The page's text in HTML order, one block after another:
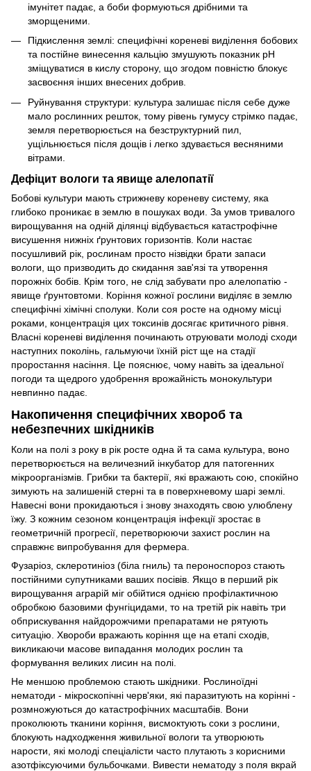
імунітет падає, а боби формуються дрібними та
зморщеними.
Підкислення землі: специфічні кореневі виділення бобових
та постійне винесення кальцію змушують показник pH
зміщуватися в кислу сторону, що згодом повністю блокує
засвоєння інших внесених добрив.
Руйнування структури: культура залишає після себе дуже
мало рослинних решток, тому рівень гумусу стрімко падає,
земля перетворюється на безструктурний пил,
ущільнюється після дощів і легко здувається весняними
вітрами.
Дефіцит вологи та явище алелопатії
Бобові культури мають стрижневу кореневу систему, яка
глибоко проникає в землю в пошуках води. За умов тривалого
вирощування на одній ділянці відбувається катастрофічне
висушення нижніх ґрунтових горизонтів. Коли настає
посушливий рік, рослинам просто нізвідки брати запаси
вологи, що призводить до скидання зав'язі та утворення
порожніх бобів. Крім того, не слід забувати про алелопатію -
явище ґрунтовтоми. Коріння кожної рослини виділяє в землю
специфічні хімічні сполуки. Коли соя росте на одному місці
роками, концентрація цих токсинів досягає критичного рівня.
Власні кореневі виділення починають отруювати молоді сходи
наступних поколінь, гальмуючи їхній ріст ще на стадії
проростання насіння. Це пояснює, чому навіть за ідеальної
погоди та щедрого удобрення врожайність монокультури
невпинно падає.
Накопичення специфічних хвороб та
небезпечних шкідників
Коли на полі з року в рік росте одна й та сама культура, воно
перетворюється на величезний інкубатор для патогенних
мікроорганізмів. Грибки та бактерії, які вражають сою, спокійно
зимують на залишеній стерні та в поверхневому шарі землі.
Навесні вони прокидаються і знову знаходять свою улюблену
їжу. З кожним сезоном концентрація інфекції зростає в
геометричній прогресії, перетворюючи захист рослин на
справжнє випробування для фермера.
Фузаріоз, склеротиніоз (біла гниль) та пероноспороз стають
постійними супутниками ваших посівів. Якщо в перший рік
вирощування аграрій міг обійтися однією профілактичною
обробкою базовими фунгіцидами, то на третій рік навіть три
обприскування найдорожчими препаратами не рятують
ситуацію. Хвороби вражають коріння ще на етапі сходів,
викликаючи масове випадання молодих рослин та
формування великих лисин на полі.
Не меншою проблемою стають шкідники. Рослиноїдні
нематоди - мікроскопічні черв'яки, які паразитують на корінні -
розмножуються до катастрофічних масштабів. Вони
проколюють тканини коріння, висмоктують соки з рослини,
блокують надходження живильної вологи та утворюють
нарости, які молоді спеціалісти часто плутають з корисними
азотфіксуючими бульбочками. Вивести нематоду з поля вкрай